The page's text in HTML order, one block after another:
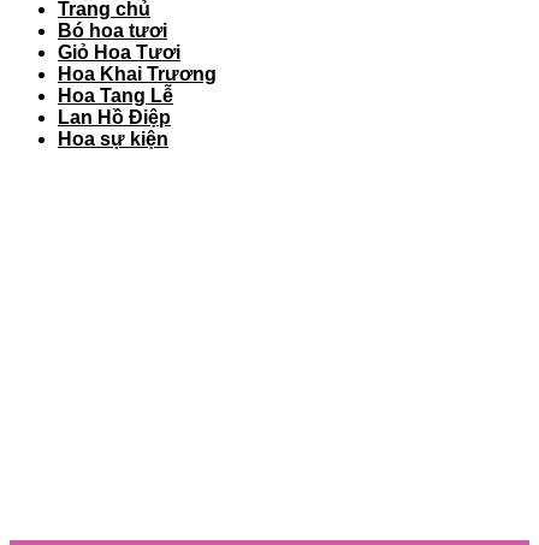
Trang chủ
Bó hoa tươi
Giỏ Hoa Tươi
Hoa Khai Trương
Hoa Tang Lễ
Lan Hồ Điệp
Hoa sự kiện